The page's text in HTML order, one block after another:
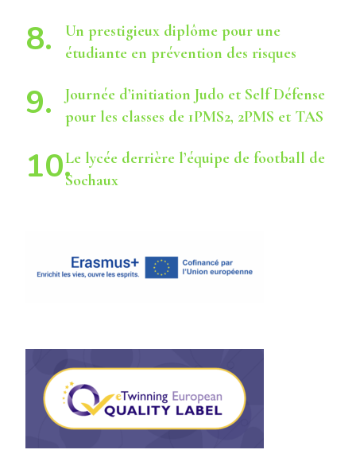
Un prestigieux diplôme pour une
étudiante en prévention des risques
Journée d’initiation Judo et Self Défense
pour les classes de 1PMS2, 2PMS et TAS
Le lycée derrière l’équipe de football de
Sochaux